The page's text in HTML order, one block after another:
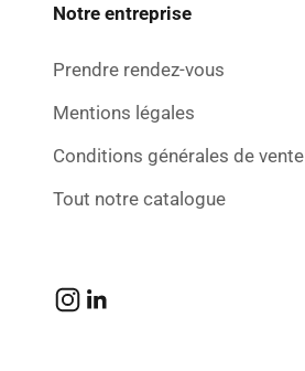
Notre entreprise
Prendre rendez-vous
Mentions légales
Conditions générales de vente
Tout notre catalogue